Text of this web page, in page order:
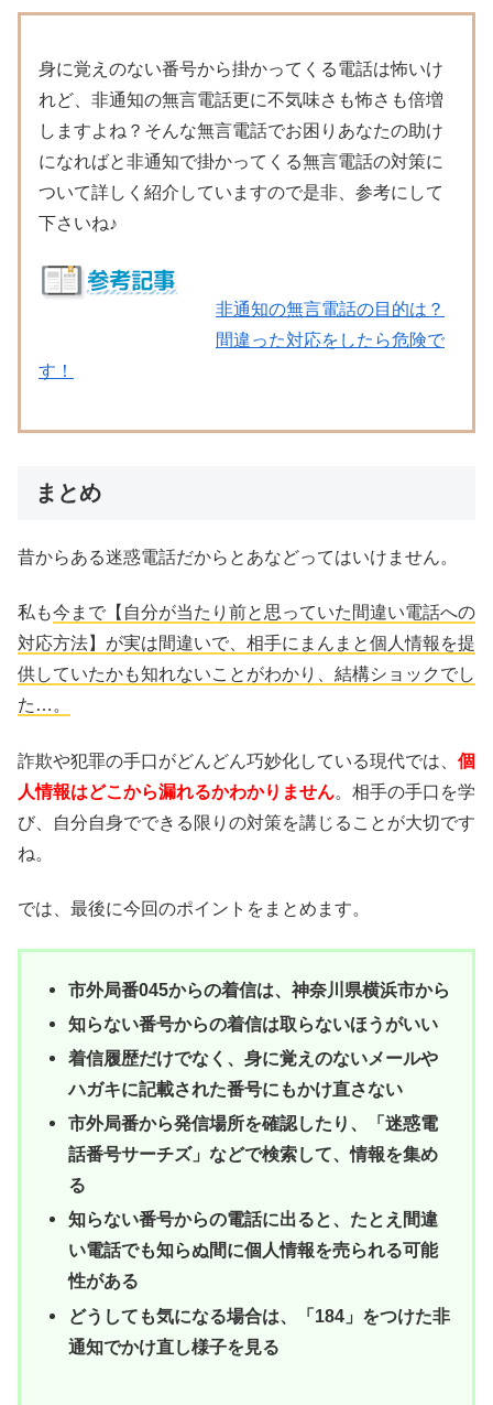
身に覚えのない番号から掛かってくる電話は怖いけ
れど、非通知の無言電話更に不気味さも怖さも倍増
しますよね？そんな無言電話でお困りあなたの助け
になればと非通知で掛かってくる無言電話の対策に
ついて詳しく紹介していますので是非、参考にして
下さいね♪
非通知の無言電話の目的は？
間違った対応をしたら危険で
す！
まとめ
昔からある迷惑電話だからとあなどってはいけません。
私も今まで【自分が当たり前と思っていた間違い電話への
対応方法】が実は間違いで、相手にまんまと個人情報を提
供していたかも知れないことがわかり、結構ショックでし
た…。
詐欺や犯罪の手口がどんどん巧妙化している現代では、 個
人情報はどこから漏れるかわかりません。相手の手口を学
び、自分自身でできる限りの対策を講じることが大切です
ね。
では、最後に今回のポイントをまとめます。
市外局番045からの着信は、神奈川県横浜市から
知らない番号からの着信は取らないほうがいい
着信履歴だけでなく、身に覚えのないメールや
ハガキに記載された番号にもかけ直さない
市外局番から発信場所を確認したり、「迷惑電
話番号サーチズ」などで検索して、情報を集め
る
知らない番号からの電話に出ると、たとえ間違
い電話でも知らぬ間に個人情報を売られる可能
性がある
どうしても気になる場合は、「184」をつけた非
通知でかけ直し様子を見る